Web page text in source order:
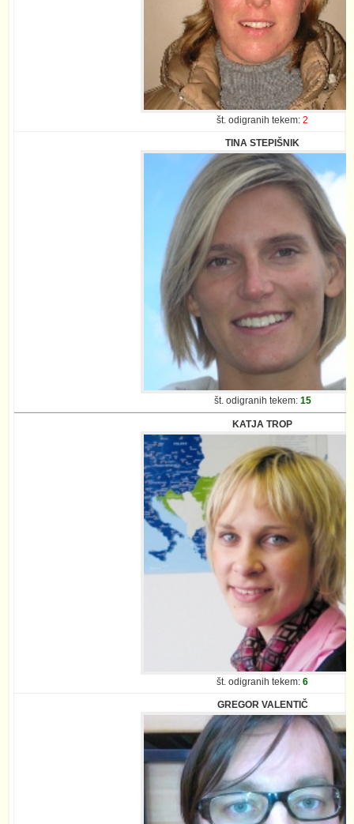
št. odigranih tekem:2
TINA STEPIŠNIK
št. odigranih tekem: 15
KATJA TROP
št. odigranih tekem:6
GREGOR VALENTIČ